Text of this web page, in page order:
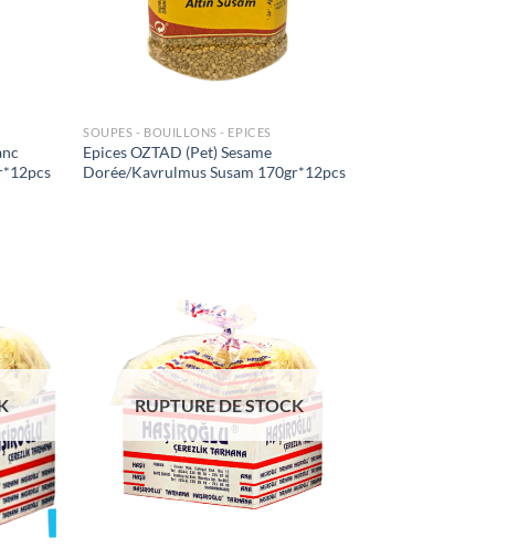
SOUPES - BOUILLONS - EPICES
Epices OZTAD (Pet) Sesame
Dorée/Kavrulmus Susam 170gr*12pcs
RUPTURE DE STOCK